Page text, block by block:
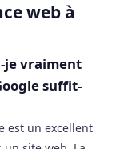
web à
je vraiment
suffit-
est un excellent